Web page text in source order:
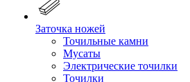
Заточка ножей
Точильные камни
Мусаты
Электрические точилки
Точилки